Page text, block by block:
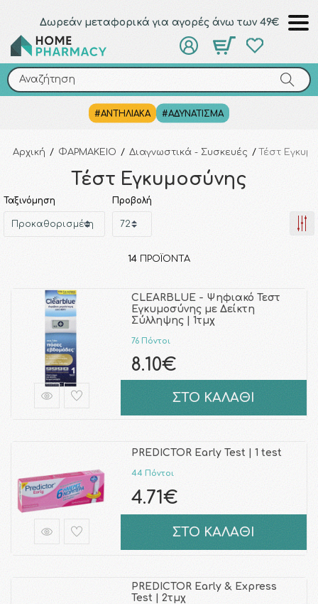
Δωρεάν μεταφορικά για αγορές άνω των 49€
Αναζήτηση
#ΑΝΤΗΛΙΑΚΑ #ΑΔΥΝΑΤΙΣΜΑ
Αναζήτηση
Αρχική / ΦΑΡΜΑΚΕΙΟ / Διαγνωστικά - Συσκευές / Τέστ
Τέστ Εγκυμοσύνης
Ταξινόμηση Προβολή
14 ΠΡΟΪΌΝΤΑ
CLEARBLUE - Ψηφιακό Τεστ
Εγκυμοσύνης με Δείκτη
Σύλληψης | 1τμχ
76 Πόντοι
8.10€
ΣΤΟ ΚΑΛΑΘΙ
PREDICTOR Early Test | 1 test
44 Πόντοι
4.71€
ΣΤΟ ΚΑΛΑΘΙ
PREDICTOR Early & Express
Test | 2τμχ